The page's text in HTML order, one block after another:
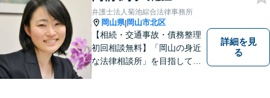
弁護士法人菊池綜合法律事務所
岡山県|岡山市北区
【相続・交通事故・債務整理
初回相談無料】「岡山の身近
な法律相談所」を目指してい
詳細を見
る